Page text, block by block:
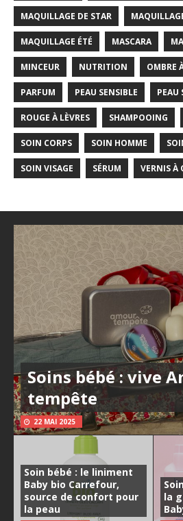
MAQUILLAGE DE STAR
MAQUILLAGE ÉTÉ MASCARA
MINCEUR NUTRITION OMBRE
PARFUM PEAU SENSIBLE PEAU
ROUGE À LÈVRES SHAMPOOING
SOIN CORPS SOIN HOMME
SOIN VISAGE SÉRUM VERNIS À
Soins bébé : vive
tempête
22 MAI 2025
Soin bébé : le liniment
Baby bio Carrefour,
source de confort pour
la peau
la